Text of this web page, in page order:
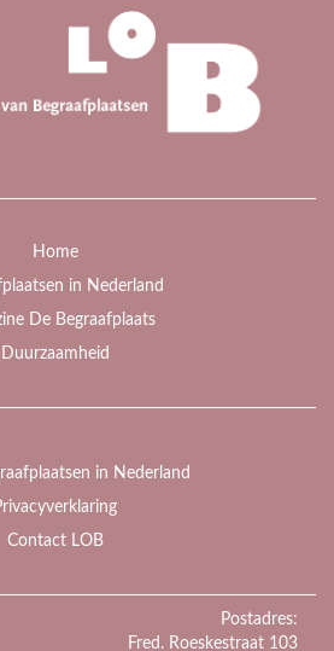
Home
in Nederland
De Begraafplaats
Duurzaamheid
in Nederland
Contact LOB
Postadres:
Fred. Roeskestraat 103